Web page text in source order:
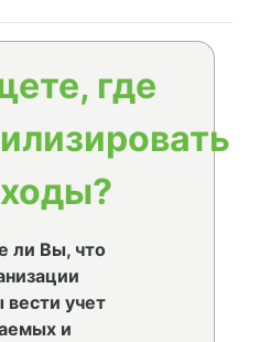
где
ли Вы, что
учет
и